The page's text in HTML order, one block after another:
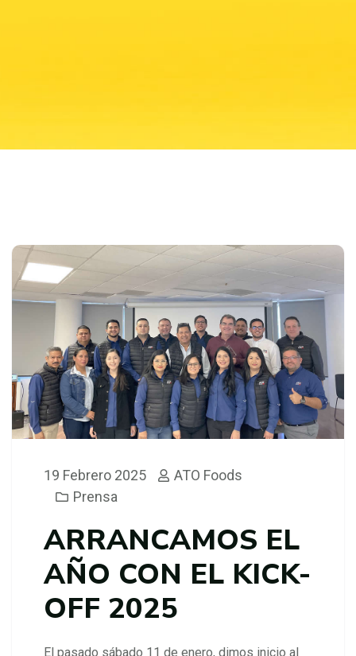
19 Febrero 2025
ATO Foods
Prensa
ARRANCAMOS EL
AÑO CON EL KICK-
OFF 2025
El pasado sábado 11 de enero, dimos inicio al